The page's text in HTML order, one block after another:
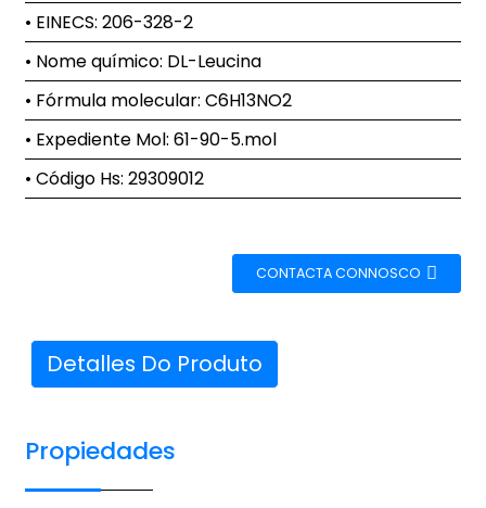
• EINECS: 206-328-2
• Nome químico: DL-Leucina
• Fórmula molecular: C6H13NO2
• Expediente Mol: 61-90-5.mol
• Código Hs: 29309012
CONTACTA CONNOSCO
Detalles Do Produto
Propiedades